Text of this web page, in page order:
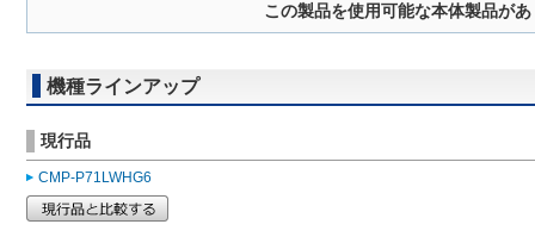
この製品を使用可能な本体製品が
機種ラインアップ
現行品
CMP-P71LWHG6